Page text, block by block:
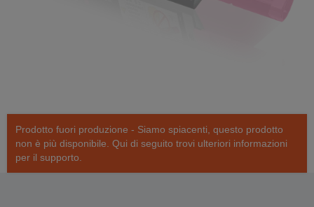
Prodotto fuori produzione - Siamo spiacenti, questo prodotto
non è più disponibile. Qui di seguito trovi ulteriori informazioni
per il supporto.